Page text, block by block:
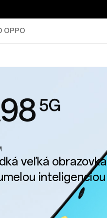
OPPO
veľká obrazovka
inteligenciou